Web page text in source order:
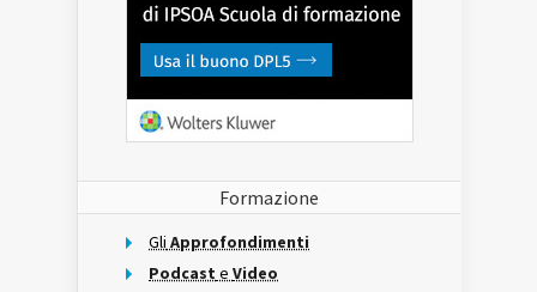
Formazione
Gli Approfondimenti
Podcast e Video